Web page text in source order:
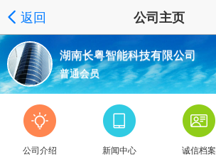
返回 公司主页
湖南长粤智能科技有限公司
普通会员
公司介绍 新闻中心 诚信档案